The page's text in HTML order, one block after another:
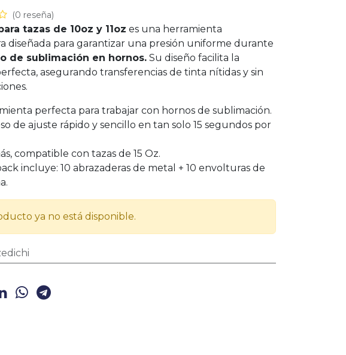
(0 reseña)
tazas de 10oz y 11oz es una herramienta
diseñada para garantizar una presión uniforme durante
de sublimación en hornos. Su diseño facilita la
asegurando transferencias de tinta nítidas y sin
perfecta para trabajar con hornos de sublimación.
de ajuste rápido y sencillo en tan solo 15 segundos por
compatible con tazas de 15 Oz.
incluye: 10 abrazaderas de metal + 10 envolturas de
ya no está disponible.